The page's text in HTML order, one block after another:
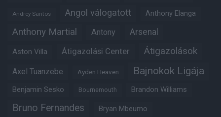
Andrey Santos Angol válogatott Anthony Elanga
Anthony Martial Antony Arsenal
Aston Villa Átigazolási Center Átigazolások
Axel Tuanzebe Ayden Heaven Bajnokok Ligája
Benjamin Sesko Bournemouth Brandon Williams
Bruno Fernandes Bryan Mbeumo